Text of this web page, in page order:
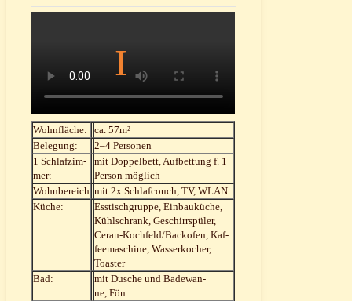
Wohn­flä­che:
ca. 57m²
Bele­gung:
2–4 Per­so­nen
1 Schlaf­zim­
mer:
mit Dop­pel­bett, Auf­bet­tung f. 1
Per­son möglich
Wohn­be­reich mit 2x Schlaf­couch, TV, WLAN
Küche:
Ess­tisch­grup­pe, Ein­bau­kü­che,
Kühl­schrank, Geschirr­spü­ler,
Ceran-Koch­fel­d/­Back­ofen, Kaf­
fee­ma­schi­ne, Was­ser­ko­cher,
Toaster
Bad:
mit Dusche und Bade­wan­
ne, Fön